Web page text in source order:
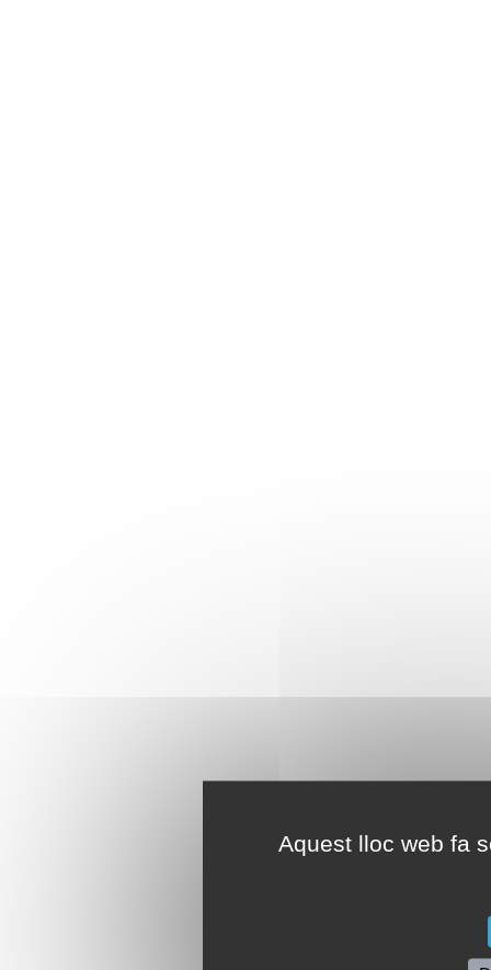
Aquest lloc web fa